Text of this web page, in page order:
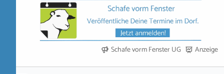
Schafe vorm Fenster UG Anzeige